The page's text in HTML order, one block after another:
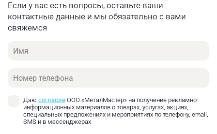
Основные конструктивные
элементы
Поворотная платформа с делительными
Система зажимных элементов;
Опорные конструкции повышенной жёсткости.
Стол поворотный наклоняемый находит широкое
Если у вас есть вопросы, оставьте ваши
контактные данные и мы обязательно с вами
свяжемся
Имя
Телефон
Даю согласие ООО «МеталМастер» на получение рекламно-
информационных материалов о товарах, услугах, акциях,
специальных предложениях и мероприятиях по телефону, email,
SMS и в мессенджерах